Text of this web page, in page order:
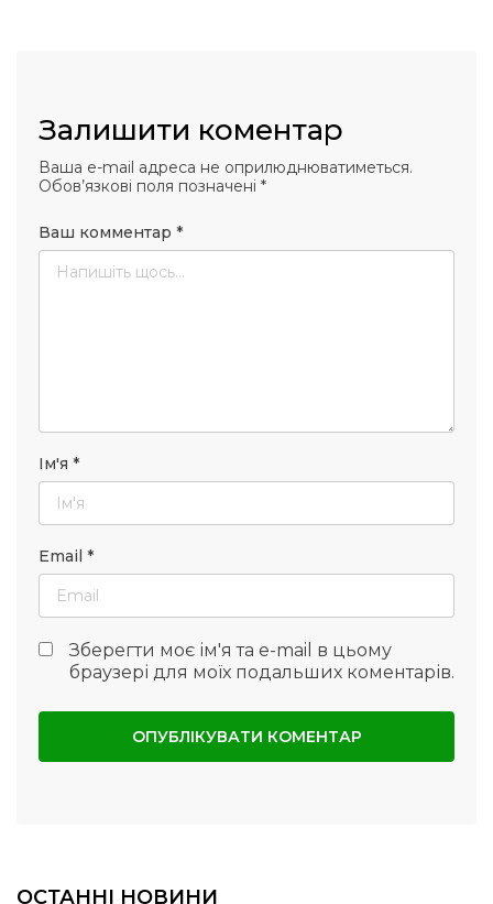
Залишити коментар
Ваша e-mail адреса не оприлюднюватиметься.
Обов’язкові поля позначені *
Ваш комментар *
Ім'я *
Email *
Зберегти моє ім'я та e-mail в цьому
браузері для моїх подальших коментарів.
ОСТАННІ НОВИНИ